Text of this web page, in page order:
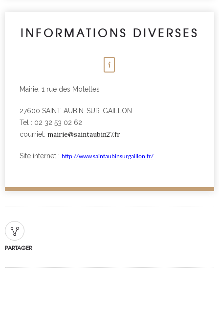
INFORMATIONS DIVERSES
Mairie: 1 rue des Motelles
27600 SAINT-AUBIN-SUR-GAILLON
Tel : 02 32 53 02 62
courriel: mairie@saintaubin27.fr
Site internet : http://www.saintaubinsurgaillon.fr/
PARTAGER